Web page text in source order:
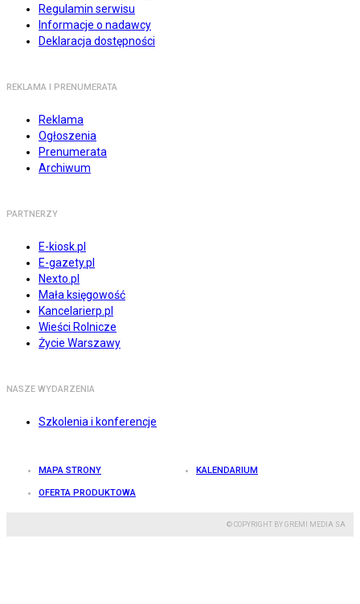
Regulamin serwisu
Informacje o nadawcy
Deklaracja dostępności
REKLAMA I PRENUMERATA
Reklama
Ogłoszenia
Prenumerata
Archiwum
PARTNERZY
E-kiosk.pl
E-gazety.pl
Nexto.pl
Mała księgowość
Kancelarierp.pl
Wieści Rolnicze
Życie Warszawy
NASZE WYDARZENIA
Szkolenia i konferencje
MAPA STRONY KALENDARIUM
OFERTA PRODUKTOWA
© COPYRIGHT BY GREMI MEDIA SA